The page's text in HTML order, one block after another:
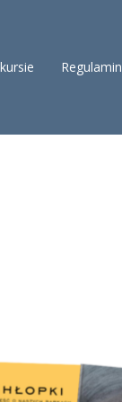
Regulamin